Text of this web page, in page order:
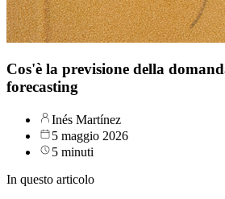
Cos'è la previsione della
forecasting
Inés Martínez
5 maggio 2026
5 minuti
In questo articolo